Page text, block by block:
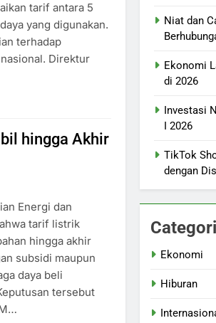
tarif antara 5
yang digunakan.
terhadap
Direktur
hingga Akhir
Energi dan
tarif listrik
hingga akhir
subsidi maupun
daya beli
tersebut
Niat dan
Ekonomi
di 2026
Investasi
I 2026
TikTok
dengan
Ekonomi
Hiburan